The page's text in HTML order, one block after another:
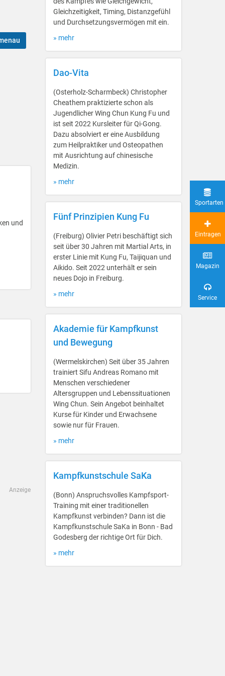
und
Anzeige
Gleichzeitigkeit, Timing, Distanzgefühl
und Durchsetzungsvermögen mit ein.
» mehr
Dao-Vita
(Osterholz-Scharmbeck) Christopher
Cheathem praktizierte schon als
Jugendlicher Wing Chun Kung Fu und
ist seit 2022 Kursleiter für Qi-Gong.
Dazu absolviert er eine Ausbildung
zum Heilpraktiker und Osteopathen
mit Ausrichtung auf chinesische
Medizin.
» mehr
Fünf Prinzipien Kung Fu
(Freiburg) Olivier Petri beschäftigt sich
seit über 30 Jahren mit Martial Arts, in
erster Linie mit Kung Fu, Taijiquan und
Aikido. Seit 2022 unterhält er sein
neues Dojo in Freiburg.
» mehr
Akademie für Kampfkunst
und Bewegung
(Wermelskirchen) Seit über 35 Jahren
trainiert Sifu Andreas Romano mit
Menschen verschiedener
Altersgruppen und Lebenssituationen
Wing Chun. Sein Angebot beinhaltet
Kurse für Kinder und Erwachsene
sowie nur für Frauen.
» mehr
Kampfkunstschule SaKa
(Bonn) Anspruchsvolles Kampfsport-
Training mit einer traditionellen
Kampfkunst verbinden? Dann ist die
Kampfkunstschule SaKa in Bonn - Bad
Godesberg der richtige Ort für Dich.
» mehr
Sportarten
Eintragen
Magazin
Service